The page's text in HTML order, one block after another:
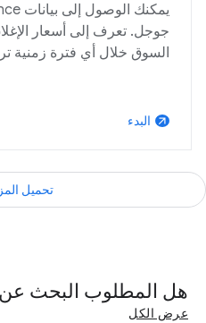
جوجل. تعرف إلى أسعار
السوق خلال أي فترة زمنية
arrow_outward البدء
تحميل
عرض الكل